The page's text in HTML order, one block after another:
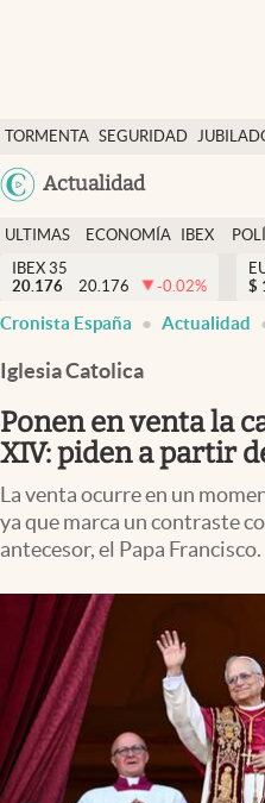
TORMENTA SEGURIDAD
Actualidad
Economía y finanzas
Política
Actualidad
Criptomonedas
España
ULTIMAS
NOTICIAS
ECONOMÍA
FINANZAS
IBEX
EURO
IBEX 35
20.176
20.176 -0.02%
$
Cronista España Actualidad
Iglesia Catolica
Ponen en venta la
XIV: piden a partir
La venta ocurre en un
ya que marca un contraste
antecesor, el Papa Francisco.